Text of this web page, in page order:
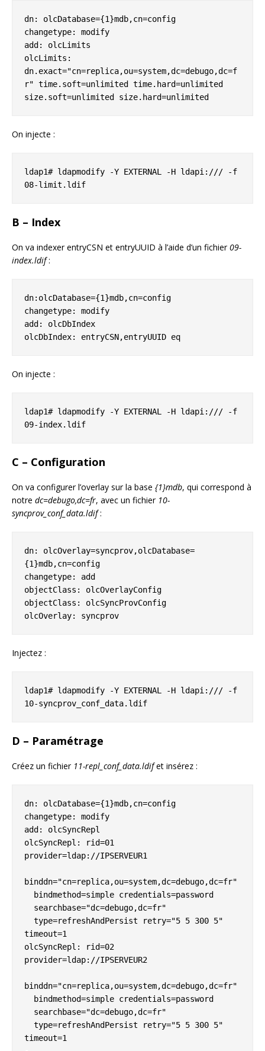
dn: olcDatabase={1}mdb,cn=config
changetype: modify
add: olcLimits
olcLimits:
dn.exact="cn=replica,ou=system,dc=debugo,dc=f
r" time.soft=unlimited time.hard=unlimited
size.soft=unlimited size.hard=unlimited
On injecte :
ldap1# ldapmodify -Y EXTERNAL -H ldapi:/// -f
08-limit.ldif
B – Index
On va indexer entryCSN et entryUUID à l’aide d’un fichier09-
index.ldif:
dn:olcDatabase={1}mdb,cn=config
changetype: modify
add: olcDbIndex
olcDbIndex: entryCSN,entryUUID eq
On injecte :
ldap1# ldapmodify -Y EXTERNAL -H ldapi:/// -f
09-index.ldif
C – Configuration
On va configurer l’overlay sur la base {1}mdb, qui correspond à
notre dc=debugo,dc=fr, avec un fichier 10-
syncprov_conf_data.ldif:
dn: olcOverlay=syncprov,olcDatabase=
{1}mdb,cn=config
changetype: add
objectClass: olcOverlayConfig
objectClass: olcSyncProvConfig
olcOverlay: syncprov
Injectez :
ldap1# ldapmodify -Y EXTERNAL -H ldapi:/// -f
10-syncprov_conf_data.ldif
D – Paramétrage
Créez un fichier 11-repl_conf_data.ldifet insérez :
dn: olcDatabase={1}mdb,cn=config
changetype: modify
add: olcSyncRepl
olcSyncRepl: rid=01
provider=ldap://IPSERVEUR1
binddn="cn=replica,ou=system,dc=debugo,dc=fr"
timeout=1
olcSyncRepl: rid=02
provider=ldap://IPSERVEUR2
binddn="cn=replica,ou=system,dc=debugo,dc=fr"
timeout=1